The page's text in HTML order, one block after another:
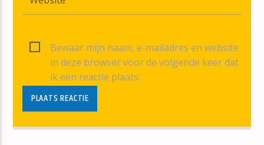
Bewaar mijn naam, e-mailadres en website
in deze browser voor de volgende keer dat
ik een reactie plaats.